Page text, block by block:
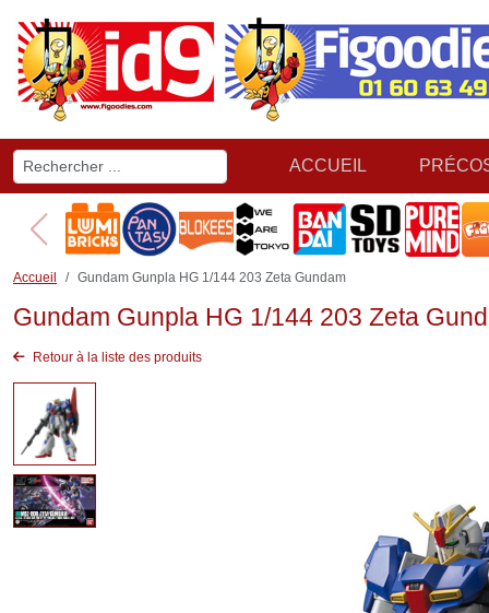
ACCUEIL
Accueil Gundam Gunpla HG 1/144 203 Zeta Gundam
Gundam Gunpla HG 1/144 203 Zeta
Retour à la liste des produits